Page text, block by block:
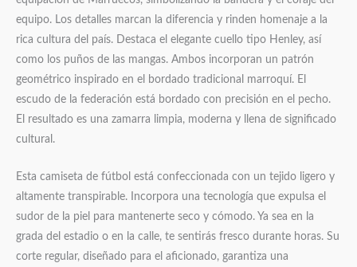
equipo. Los detalles marcan la diferencia y rinden homenaje a la
rica cultura del país. Destaca el elegante cuello tipo Henley, así
como los puños de las mangas. Ambos incorporan un patrón
geométrico inspirado en el bordado tradicional marroquí. El
escudo de la federación está bordado con precisión en el pecho.
El resultado es una zamarra limpia, moderna y llena de significado
cultural.
Esta camiseta de fútbol está confeccionada con un tejido ligero y
altamente transpirable. Incorpora una tecnología que expulsa el
sudor de la piel para mantenerte seco y cómodo. Ya sea en la
grada del estadio o en la calle, te sentirás fresco durante horas. Su
corte regular, diseñado para el aficionado, garantiza una